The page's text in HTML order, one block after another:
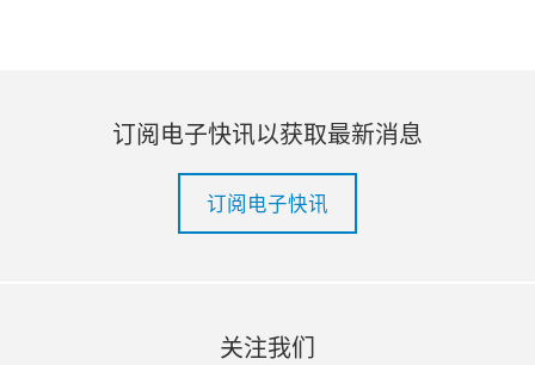
订阅电子快讯以获取最新消息
订阅电子快讯
关注我们